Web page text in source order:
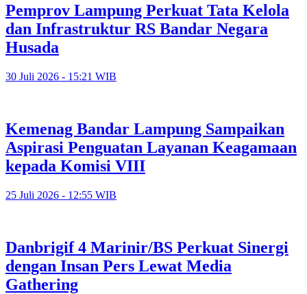
Pemprov Lampung Perkuat Tata Kelola
dan Infrastruktur RS Bandar Negara
Husada
30 Juli 2026 - 15:21 WIB
Kemenag Bandar Lampung Sampaikan
Aspirasi Penguatan Layanan Keagamaan
kepada Komisi VIII
25 Juli 2026 - 12:55 WIB
Danbrigif 4 Marinir/BS Perkuat Sinergi
dengan Insan Pers Lewat Media
Gathering